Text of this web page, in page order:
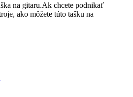
na gitaru.Ak chcete podnikať
ako môžete túto tašku na